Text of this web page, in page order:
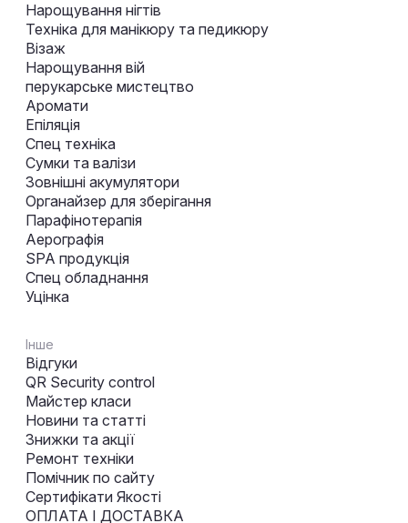
Нарощування нігтів
Техніка для манікюру та педикюру
Візаж
Нарощування вій
перукарське мистецтво
Аромати
Епіляція
Спец техніка
Сумки та валізи
Зовнішні акумулятори
Органайзер для зберігання
Парафінотерапія
Аерографія
SPA продукція
Спец обладнання
Уцінка
Інше
Відгуки
QR Security control
Майстер класи
Новини та статті
Знижки та акції
Ремонт техніки
Помічник по сайту
Сертифікати Якості
ОПЛАТА І ДОСТАВКА